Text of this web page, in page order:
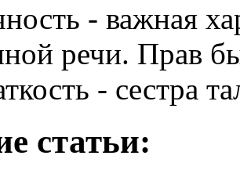
- важная
речи. Прав
- сестра
статьи: